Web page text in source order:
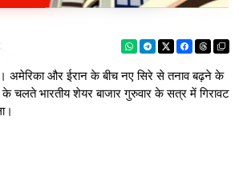
और ईरान के बीच नए सिरे से तनाव बढ़ने के
चलते भारतीय शेयर बाजार गुरुवार के सत्र में गिरावट